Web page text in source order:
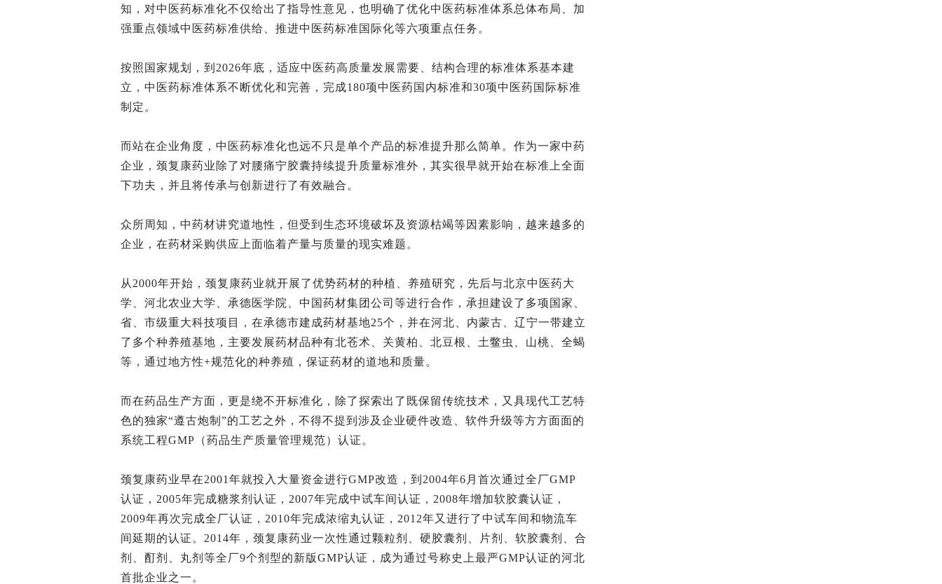
知，对中医药标准化不仅给出了指导性意见，也明确了优化中医药标准体系总体布局、加
强重点领域中医药标准供给、推进中医药标准国际化等六项重点任务。
按照国家规划，到2026年底，适应中医药高质量发展需要、结构合理的标准体系基本建
立，中医药标准体系不断优化和完善，完成180项中医药国内标准和30项中医药国际标准
制定。
而站在企业角度，中医药标准化也远不只是单个产品的标准提升那么简单。作为一家中药
企业，颈复康药业除了对腰痛宁胶囊持续提升质量标准外，其实很早就开始在标准上全面
下功夫，并且将传承与创新进行了有效融合。
众所周知，中药材讲究道地性，但受到生态环境破坏及资源枯竭等因素影响，越来越多的
企业，在药材采购供应上面临着产量与质量的现实难题。
从2000年开始，颈复康药业就开展了优势药材的种植、养殖研究，先后与北京中医药大
学、河北农业大学、承德医学院、中国药材集团公司等进行合作，承担建设了多项国家、
省、市级重大科技项目，在承德市建成药材基地25个，并在河北、内蒙古、辽宁一带建立
了多个种养殖基地，主要发展药材品种有北苍术、关黄柏、北豆根、土鳖虫、山桃、全蝎
等，通过地方性+规范化的种养殖，保证药材的道地和质量。
而在药品生产方面，更是绕不开标准化，除了探索出了既保留传统技术，又具现代工艺特
色的独家“遵古炮制”的工艺之外，不得不提到涉及企业硬件改造、软件升级等方方面面的
系统工程GMP（药品生产质量管理规范）认证。
颈复康药业早在2001年就投入大量资金进行GMP改造，到2004年6月首次通过全厂GMP
认证，2005年完成糖浆剂认证，2007年完成中试车间认证，2008年增加软胶囊认证，
2009年再次完成全厂认证，2010年完成浓缩丸认证，2012年又进行了中试车间和物流车
间延期的认证。2014年，颈复康药业一次性通过颗粒剂、硬胶囊剂、片剂、软胶囊剂、合
剂、酊剂、丸剂等全厂9个剂型的新版GMP认证，成为通过号称史上最严GMP认证的河北
首批企业之一。